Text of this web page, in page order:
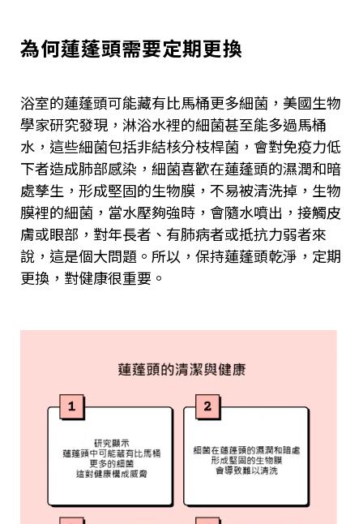
為何蓮蓬頭需要定期更換
浴室的蓮蓬頭可能藏有比馬桶更多細菌，美國生物
學家研究發現，淋浴水裡的細菌甚至能多過馬桶
水，這些細菌包括非結核分枝桿菌，會對免疫力低
下者造成肺部感染，細菌喜歡在蓮蓬頭的濕潤和暗
處孳生，形成堅固的生物膜，不易被清洗掉，生物
膜裡的細菌，當水壓夠強時，會隨水噴出，接觸皮
膚或眼部，對年長者、有肺病者或抵抗力弱者來
說，這是個大問題。所以，保持蓮蓬頭乾淨，定期
更換，對健康很重要。